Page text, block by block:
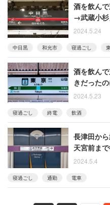
酒を飲ん
→武蔵小杉
市」だった
2024.5.24
中目黒 和光市 寝過ごし
酒を飲ん
きだった
2024.5.23
寝過ごし 終電 飲酒
長津田か
天宮前ま
2024.5.4
寝過ごし 通勤 電車